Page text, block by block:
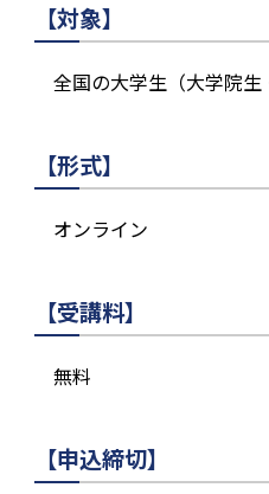
【対象】
全国の大学生（大学院生
【形式】
オンライン
【受講料】
無料
【申込締切】